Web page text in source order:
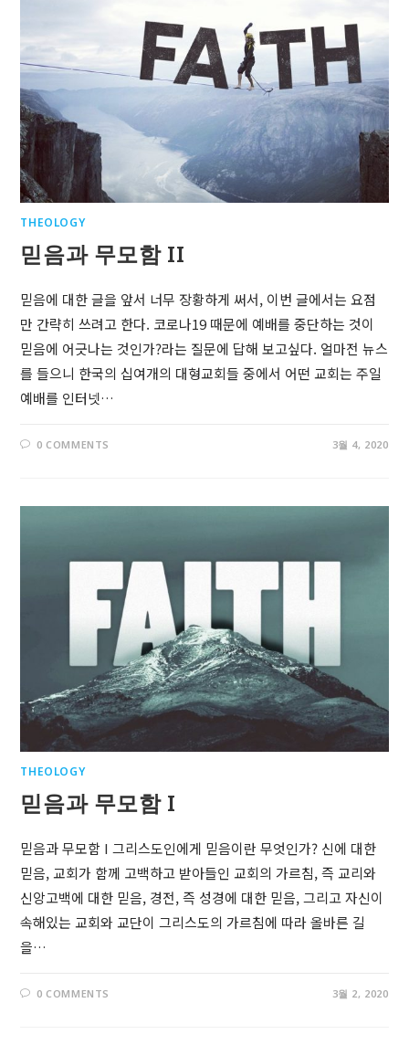
THEOLOGY
믿음과 무모함 II
믿음에 대한 글을 앞서 너무 장황하게 써서, 이번 글에서는 요점
만 간략히 쓰려고 한다. 코로나19 때문에 예배를 중단하는 것이
믿음에 어긋나는 것인가?라는 질문에 답해 보고싶다. 얼마전 뉴스
를 들으니 한국의 십여개의 대형교회들 중에서 어떤 교회는 주일
예배를 인터넷…
0 COMMENTS 3월 4, 2020
THEOLOGY
믿음과 무모함 I
믿음과 무모함 I 그리스도인에게 믿음이란 무엇인가? 신에 대한
믿음, 교회가 함께 고백하고 받아들인 교회의 가르침, 즉 교리와
신앙고백에 대한 믿음, 경전, 즉 성경에 대한 믿음, 그리고 자신이
속해있는 교회와 교단이 그리스도의 가르침에 따라 올바른 길
을…
0 COMMENTS 3월 2, 2020